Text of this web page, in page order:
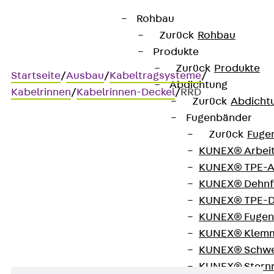
Rohbau
Zurück Rohbau
Produkte
Zurück Produkte
Abdichtung
Zurück
Fugenbänder
Zurück
KUNEX®
KUNEX®
KUNEX®
KUNEX®
KUNEX®
KUNEX®
KUNEX®
KUNEX®
Startseite/Ausbau/Kabeltragsysteme/
Kabelrinnen/Kabelrinnen-Deckel/RRD
Kabelrinnen-Reduzierung-